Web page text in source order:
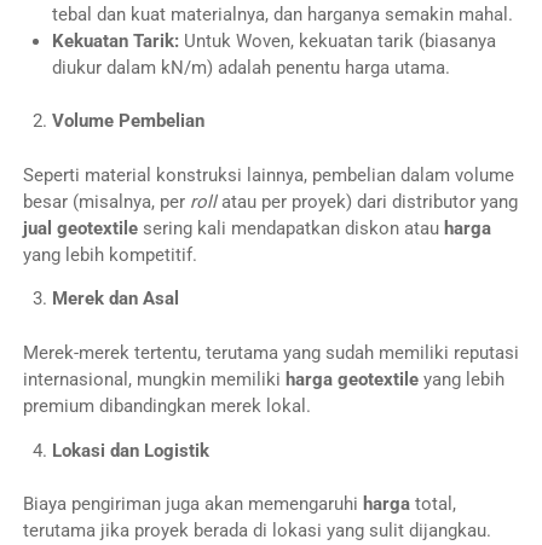
tebal dan kuat materialnya, dan harganya semakin mahal.
Kekuatan Tarik:Untuk Woven, kekuatan tarik (biasanya
diukur dalam kN/m) adalah penentu harga utama.
Volume Pembelian
Seperti material konstruksi lainnya, pembelian dalam volume
besar (misalnya, per rollatau per proyek) dari distributor yang
jual geotextilesering kali mendapatkan diskon atau harga
yang lebih kompetitif.
Merek dan Asal
Merek-merek tertentu, terutama yang sudah memiliki reputasi
internasional, mungkin memiliki harga geotextileyang lebih
premium dibandingkan merek lokal.
Lokasi dan Logistik
Biaya pengiriman juga akan memengaruhi hargatotal,
terutama jika proyek berada di lokasi yang sulit dijangkau.